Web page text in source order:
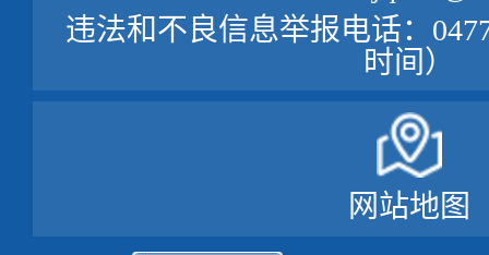
违法和不良信息举报电话：
时间）
网站地图